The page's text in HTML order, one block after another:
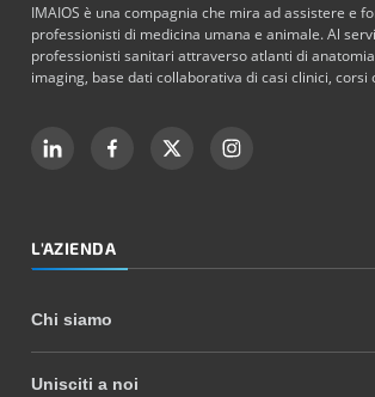
IMAIOS è una compagnia che mira ad assistere e
professionisti di medicina umana e animale. Al
professionisti sanitari attraverso atlanti di
imaging, base dati collaborativa di casi clinici, corsi
L'AZIENDA
Chi siamo
Unisciti a noi